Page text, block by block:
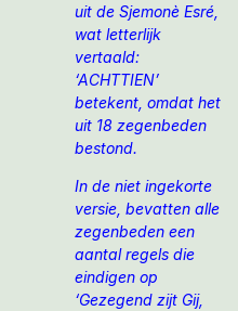
uit de Sjemonè Esré,
wat letterlijk
vertaald:
‘ACHTTIEN’
betekent, omdat het
uit 18 zegenbeden
bestond.
In de niet ingekorte
versie, bevatten alle
zegenbeden een
aantal regels die
eindigen op
‘Gezegend zijt Gij,